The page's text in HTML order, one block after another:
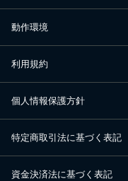
動作環境
利用規約
個人情報保護方針
特定商取引法に基づく表記
資金決済法に基づく表記